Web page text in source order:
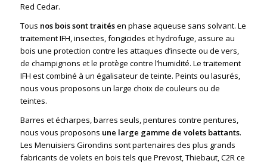
Red Cedar.
Tous nos bois sont traitésen phase aqueuse sans solvant. Le
traitement IFH, insectes, fongicides et hydrofuge, assure au
bois une protection contre les attaques d’insecte ou de vers,
de champignons et le protège contre l’humidité. Le traitement
IFH est combiné à un égalisateur de teinte. Peints ou lasurés,
nous vous proposons un large choix de couleurs ou de
teintes.
Barres et écharpes, barres seuls, pentures contre pentures,
nous vous proposons une large gamme de volets battants.
Les Menuisiers Girondins sont partenaires des plus grands
fabricants de volets en bois tels que Prevost, Thiebaut, C2R ce